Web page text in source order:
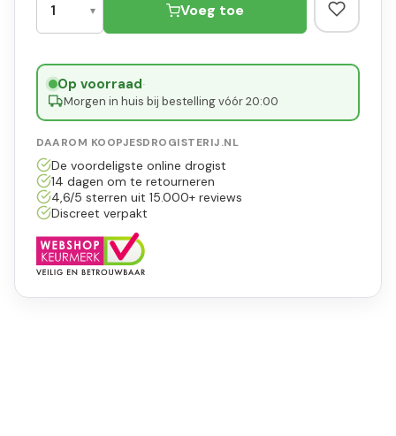
Voeg toe
Op voorraad·
Morgen in huis bij bestelling vóór 20:00
DAAROM KOOPJESDROGISTERIJ.NL
De voordeligste online drogist
14 dagen om te retourneren
4,6/5 sterren uit 15.000+ reviews
Discreet verpakt